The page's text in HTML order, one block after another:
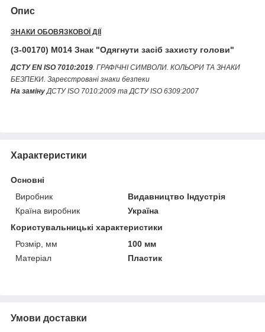
Опис
ЗНАКИ ОБОВЯЗКОВОЇ ДІЇ
(З-00170) M014 Знак "Одягнути засіб захисту голови"
ДСТУ EN ISO 7010:2019. ГРАФІЧНІ СИМВОЛИ. КОЛЬОРИ ТА ЗНАКИ
БЕЗПЕКИ. Зареєстровані знаки безпеки
На замінуДСТУ ІSО 7010:2009 та ДСТУ ІSО 6309:2007
Характеристики
Основні
Виробник
Видавництво Індустрія
Країна виробник
Україна
Користувальницькі характеристики
Розмір, мм
100 мм
Матеріал
Пластик
Умови доставки